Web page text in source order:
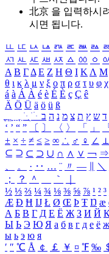
北京 을 입력하시
시면 됩니다.
ㅥ ㅦ ㅧ ㅨ ㅩ ㅪ ㅫ ㅬ
ㅺ ㅻ ㅼ ㅽ ㅾ ㅿ ㆀ ㆁ
Α Β ΓΔ Ε Ζ Η Θ Ι ΚΛ Μ
θ ι κ λ μ ν ξ ο π ρ σ τ υ φ χ
á à Á À é è É È ç Ç ê
Ä Ö Ü ä ö ü ß
ִֶֹ ֻּ ׁׂ ד ש ץ ת צ מ נ ה ב
‘ ’ “ ” 〔 〕 〈 〉 「 」 『
± × ÷ ≠ ≤ ≥ ∞ ∴ ♂ ♀ ∠ ⊥
⊆ ⊇ ⊂ ⊃ ∪ ∩ ∧ ∨ ￢ ⇒
、
。 · ‥ … ¨ 〃 ― ＼
；
？ ＾ ｀
½ ⅓ ⅔ ¼ ¾ ⅛ ⅜ ⅝ ⅞ ¹ ² ³
Æ Ð Ħ Ĳ Ł Ø Œ Þ Ŧ Ŋ æ
А Б В Г Д Е Ё Ж З И Й
Ы Ь Э Ю Я а б в г д е ё ж
ы ь э ю я
′ ″ ℃ Å ￠ ￡ ￥ ¤ ℉ ‰